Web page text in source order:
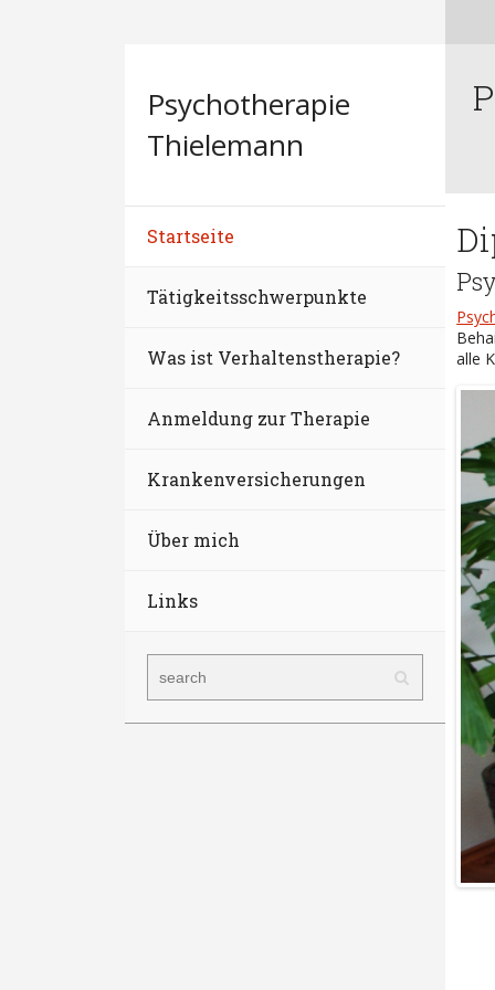
Psychotherapie
Thielemann
Startseite
Tätigkeitsschwerpunkte
Was ist Verhaltenstherapie?
Anmeldung zur Therapie
Krankenversicherungen
Über mich
Links
alle